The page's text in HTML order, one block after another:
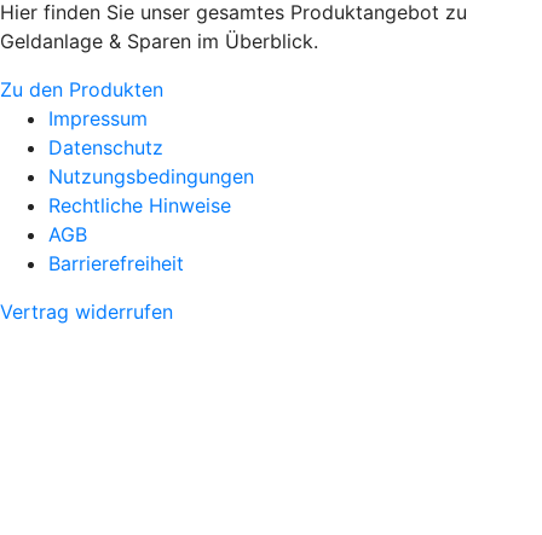
Hier finden Sie unser gesamtes Produktangebot zu
Geldanlage & Sparen im Überblick.
Zu den Produkten
Impressum
Datenschutz
Nutzungsbedingungen
Rechtliche Hinweise
AGB
Barrierefreiheit
Vertrag widerrufen